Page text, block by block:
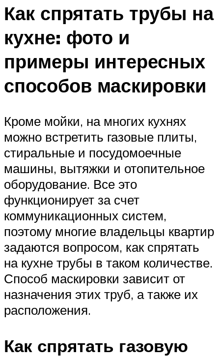
Как спрятать трубы на
кухне: фото и
примеры интересных
способов маскировки
Кроме мойки, на многих кухнях
можно встретить газовые плиты,
стиральные и посудомоечные
машины, вытяжки и отопительное
оборудование. Все это
функционирует за счет
коммуникационных систем,
поэтому многие владельцы квартир
задаются вопросом, как спрятать
на кухне трубы в таком количестве.
Способ маскировки зависит от
назначения этих труб, а также их
расположения.
Как спрятать газовую